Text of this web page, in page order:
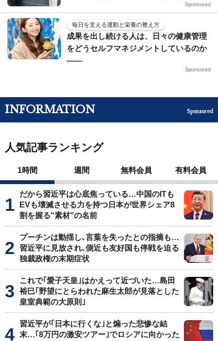
Sponsored
毎日を支える運動と栄養の整え方
成果を出し続ける人は、日々の健康管理
をどうセルフマネジメントしているのか
——
Sponsored
INFORMATION Sponsored
人気記事ランキング
1時間 週間 無料会員 有料会員
だから習近平は心底焦っている…中国のITも
EVも壊滅させる力を持つ日本が世界シェア8
割を握る"素材"の名前
プーチンは動揺し､言葉を失ったとの指摘も…
習近平に見放され､側近も友好国も停戦を迫る
独裁政権の末期症状
これで｢愛子天皇｣はかえって近づいた…島田
裕巳｢野望にとらわれた麻生太郎が見落とした
皇室典範の大原則｣
習近平が｢日本に行くな｣と煽った悲惨な結
末…｢8万円の激安ツアー｣でロシアに向かった